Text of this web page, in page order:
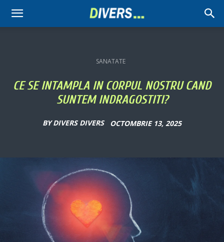
Divers
SANATATE
CE SE INTAMPLA IN CORPUL NOSTRU CAND
SUNTEM INDRAGOSTITI?
BY DIVERS DIVERS OCTOMBRIE 13, 2025